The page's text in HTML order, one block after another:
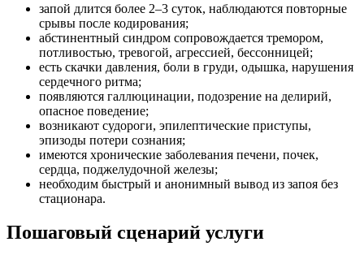
запой длится более 2–3 суток, наблюдаются повторные
срывы после кодирования;
абстинентный синдром сопровождается тремором,
потливостью, тревогой, агрессией, бессонницей;
есть скачки давления, боли в груди, одышка, нарушения
сердечного ритма;
появляются галлюцинации, подозрение на делирий,
опасное поведение;
возникают судороги, эпилептические приступы,
эпизоды потери сознания;
имеются хронические заболевания печени, почек,
сердца, поджелудочной железы;
необходим быстрый и анонимный вывод из запоя без
стационара.
Пошаговый сценарий услуги